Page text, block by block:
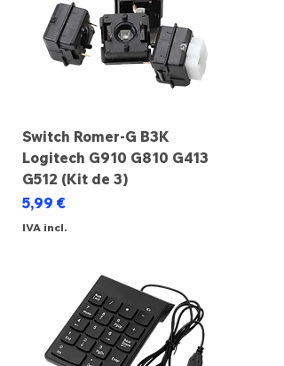
Switch Romer-G B3K
Logitech G910 G810 G413
G512 (Kit de 3)
Preço
5,99 €
IVA incl.